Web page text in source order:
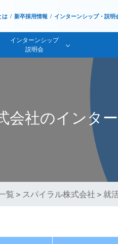
は 新卒採用情報 インターンシップ・説明
インターンシップ
説明会
会社のインタ
覧 ＞ スパイラル株式会社 ＞ 就